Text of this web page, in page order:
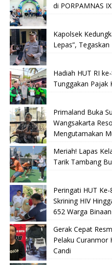
di PORPAMNAS
Kapolsek
Lepas”,
Hadiah HUT RI
Tunggakan Pajak
Primaland Buka
Wangsakarta
Mengutamakan
Meriah! Lapas
Tarik Tambang
Peringati HUT
Skrining HIV
652 Warga Binaan
Gerak Cepat
Pelaku Curanmor
Candi